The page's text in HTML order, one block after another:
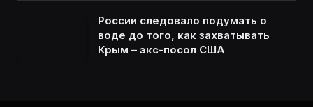
России следовало подумать о
воде до того, как захватывать
Крым – экс-посол США